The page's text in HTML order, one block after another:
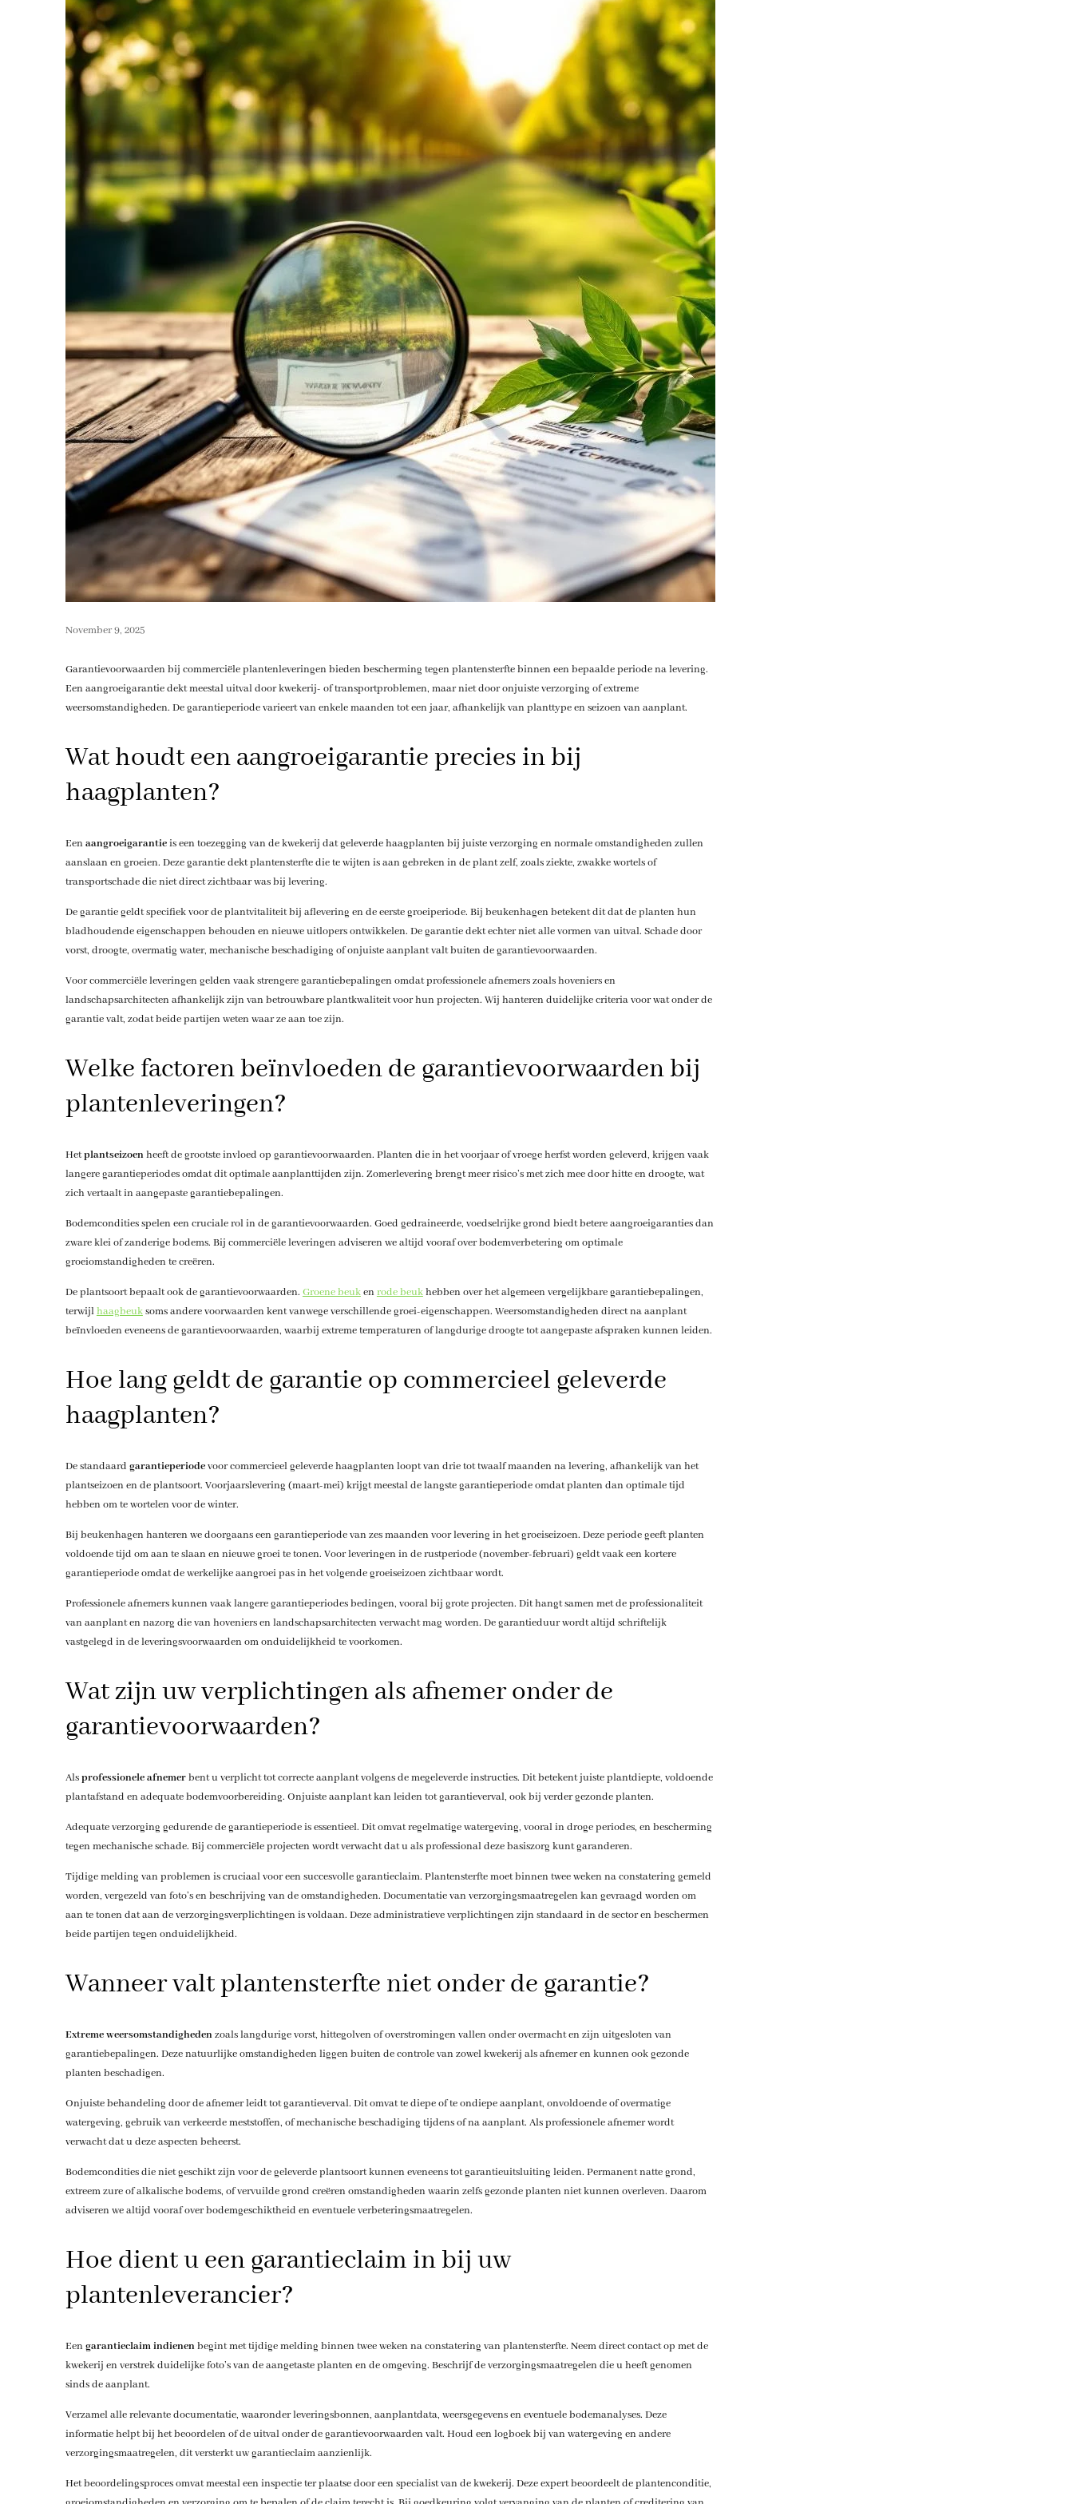
November 9, 2025
Garantievoorwaarden bij commerciële plantenleveringen bieden bescherming tegen plantensterfte binnen een bepaalde periode na levering.
Een aangroeigarantie dekt meestal uitval door kwekerij- of transportproblemen, maar niet door onjuiste verzorging of extreme
weersomstandigheden. De garantieperiode varieert van enkele maanden tot een jaar, afhankelijk van planttype en seizoen van aanplant.
Wat houdt een aangroeigarantie precies in bij
haagplanten?
Eenaangroeigarantieis een toezegging van de kwekerij dat geleverde haagplanten bij juiste verzorging en normale omstandigheden zullen
aanslaan en groeien. Deze garantie dekt plantensterfte die te wijten is aan gebreken in de plant zelf, zoals ziekte, zwakke wortels of
transportschade die niet direct zichtbaar was bij levering.
De garantie geldt specifiek voor de plantvitaliteit bij aflevering en de eerste groeiperiode. Bij beukenhagen betekent dit dat de planten hun
bladhoudende eigenschappen behouden en nieuwe uitlopers ontwikkelen. De garantie dekt echter niet alle vormen van uitval. Schade door
vorst, droogte, overmatig water, mechanische beschadiging of onjuiste aanplant valt buiten de garantievoorwaarden.
Voor commerciële leveringen gelden vaak strengere garantiebepalingen omdat professionele afnemers zoals hoveniers en
landschapsarchitecten afhankelijk zijn van betrouwbare plantkwaliteit voor hun projecten. Wij hanteren duidelijke criteria voor wat onder de
garantie valt, zodat beide partijen weten waar ze aan toe zijn.
Welke factoren beïnvloeden de garantievoorwaarden bij
plantenleveringen?
Hetplantseizoenheeft de grootste invloed op garantievoorwaarden. Planten die in het voorjaar of vroege herfst worden geleverd, krijgen vaak
langere garantieperiodes omdat dit optimale aanplanttijden zijn. Zomerlevering brengt meer risico’s met zich mee door hitte en droogte, wat
zich vertaalt in aangepaste garantiebepalingen.
Bodemcondities spelen een cruciale rol in de garantievoorwaarden. Goed gedraineerde, voedselrijke grond biedt betere aangroeigaranties dan
zware klei of zanderige bodems. Bij commerciële leveringen adviseren we altijd vooraf over bodemverbetering om optimale
groeiomstandigheden te creëren.
De plantsoort bepaalt ook de garantievoorwaarden. Groene beukenrode beukhebben over het algemeen vergelijkbare garantiebepalingen,
terwijlhaagbeuksoms andere voorwaarden kent vanwege verschillende groei-eigenschappen. Weersomstandigheden direct na aanplant
beïnvloeden eveneens de garantievoorwaarden, waarbij extreme temperaturen of langdurige droogte tot aangepaste afspraken kunnen leiden.
Hoe lang geldt de garantie op commercieel geleverde
haagplanten?
De standaard garantieperiodevoor commercieel geleverde haagplanten loopt van drie tot twaalf maanden na levering, afhankelijk van het
plantseizoen en de plantsoort. Voorjaarslevering (maart-mei) krijgt meestal de langste garantieperiode omdat planten dan optimale tijd
hebben om te wortelen voor de winter.
Bij beukenhagen hanteren we doorgaans een garantieperiode van zes maanden voor levering in het groeiseizoen. Deze periode geeft planten
voldoende tijd om aan te slaan en nieuwe groei te tonen. Voor leveringen in de rustperiode (november-februari) geldt vaak een kortere
garantieperiode omdat de werkelijke aangroei pas in het volgende groeiseizoen zichtbaar wordt.
Professionele afnemers kunnen vaak langere garantieperiodes bedingen, vooral bij grote projecten. Dit hangt samen met de professionaliteit
van aanplant en nazorg die van hoveniers en landschapsarchitecten verwacht mag worden. De garantieduur wordt altijd schriftelijk
vastgelegd in de leveringsvoorwaarden om onduidelijkheid te voorkomen.
Wat zijn uw verplichtingen als afnemer onder de
garantievoorwaarden?
Alsprofessionele afnemerbent u verplicht tot correcte aanplant volgens de megeleverde instructies. Dit betekent juiste plantdiepte, voldoende
plantafstand en adequate bodemvoorbereiding. Onjuiste aanplant kan leiden tot garantieverval, ook bij verder gezonde planten.
Adequate verzorging gedurende de garantieperiode is essentieel. Dit omvat regelmatige watergeving, vooral in droge periodes, en bescherming
tegen mechanische schade. Bij commerciële projecten wordt verwacht dat u als professional deze basiszorg kunt garanderen.
Tijdige melding van problemen is cruciaal voor een succesvolle garantieclaim. Plantensterfte moet binnen twee weken na constatering gemeld
worden, vergezeld van foto’s en beschrijving van de omstandigheden. Documentatie van verzorgingsmaatregelen kan gevraagd worden om
aan te tonen dat aan de verzorgingsverplichtingen is voldaan. Deze administratieve verplichtingen zijn standaard in de sector en beschermen
beide partijen tegen onduidelijkheid.
Wanneer valt plantensterfte niet onder de garantie?
Extreme weersomstandighedenzoals langdurige vorst, hittegolven of overstromingen vallen onder overmacht en zijn uitgesloten van
garantiebepalingen. Deze natuurlijke omstandigheden liggen buiten de controle van zowel kwekerij als afnemer en kunnen ook gezonde
planten beschadigen.
Onjuiste behandeling door de afnemer leidt tot garantieverval. Dit omvat te diepe of te ondiepe aanplant, onvoldoende of overmatige
watergeving, gebruik van verkeerde meststoffen, of mechanische beschadiging tijdens of na aanplant. Als professionele afnemer wordt
verwacht dat u deze aspecten beheerst.
Bodemcondities die niet geschikt zijn voor de geleverde plantsoort kunnen eveneens tot garantieuitsluiting leiden. Permanent natte grond,
extreem zure of alkalische bodems, of vervuilde grond creëren omstandigheden waarin zelfs gezonde planten niet kunnen overleven. Daarom
adviseren we altijd vooraf over bodemgeschiktheid en eventuele verbeteringsmaatregelen.
Hoe dient u een garantieclaim in bij uw
plantenleverancier?
Eengarantieclaim indienenbegint met tijdige melding binnen twee weken na constatering van plantensterfte. Neem direct contact op met de
kwekerij en verstrek duidelijke foto’s van de aangetaste planten en de omgeving. Beschrijf de verzorgingsmaatregelen die u heeft genomen
sinds de aanplant.
Verzamel alle relevante documentatie, waaronder leveringsbonnen, aanplantdata, weersgegevens en eventuele bodemanalyses. Deze
informatie helpt bij het beoordelen of de uitval onder de garantievoorwaarden valt. Houd een logboek bij van watergeving en andere
verzorgingsmaatregelen, dit versterkt uw garantieclaim aanzienlijk.
Het beoordelingsproces omvat meestal een inspectie ter plaatse door een specialist van de kwekerij. Deze expert beoordeelt de plantenconditie,